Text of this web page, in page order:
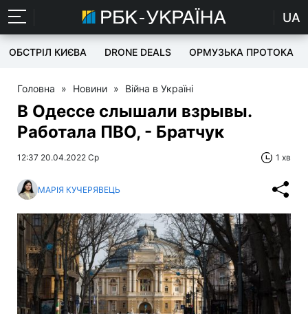
UA
ОБСТРІЛ КИЄВА DRONE DEALS ОРМУЗЬКА ПРОТОКА
Головна » Новини » Війна в Україні
В Одессе слышали взрывы.
Работала ПВО, - Братчук
12:37 20.04.2022 Ср 1 хв
МАРІЯ КУЧЕРЯВЕЦЬ